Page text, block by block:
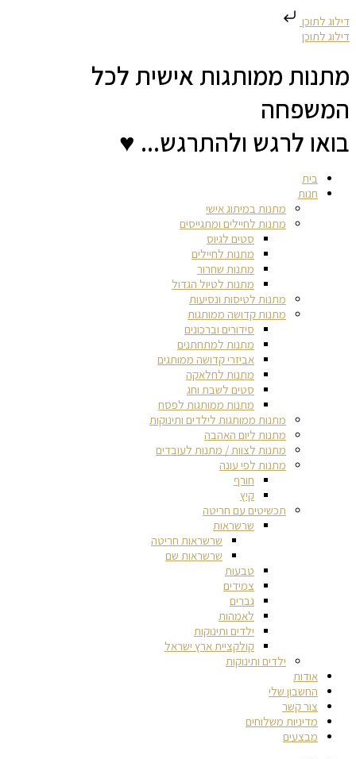
דילוג לתוכן
דילוג לתוכן
מתנות ממותגות אישית לכל
המשפחה
בואו לרגש ולהתרגש... ♥
בית
חנות
מתנות במיתוג אישי
מתנות לחיילים ומתגייסים
סטים לגיוס
מתנות לחיילים
מתנות שחרור
מתנות לטיול הגדול
מתנות לטיסות ונסיעות
מתנות קדושה ממותגות
סידורים וברכונים
מתנות למתחתנים
אביזרי קדושה ממותגים
מתנות לחלאקה
סטים לשבת וחג
מתנות ממותגות לפסח
מתנות ממותגות לילדים ותינוקות
מתנות ליום האהבה
מתנות לצוות / מתנות לעובדים
מתנות לפי עונה
חורף
קיץ
תכשיטים עם חריטה
שרשראות
שרשראות חריטה
שרשראות שם
טבעות
צמידים
גברים
לאמהות
ילדים ותינוקות
קולקציית ארץ ישראל
ילדים ותינוקות
אודות
החשבון שלי
צור קשר
מדיניות משלוחים
מבצעים